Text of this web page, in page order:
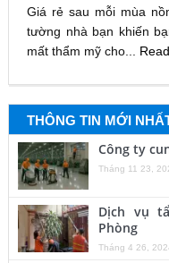
Giá rẻ sau mỗi mùa
tường nhà bạn khiến
mất thẩm mỹ cho...
THÔNG TIN MỚI
Công ty
Tháng 11 23,
Dịch vụ
Phòng
Tháng 4 26,